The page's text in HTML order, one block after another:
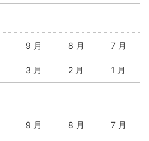
9 月 8 月 7 月
3 月 2 月 1 月
9 月 8 月 7 月